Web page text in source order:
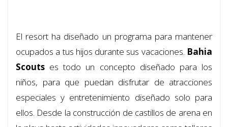
El resort ha diseñado un programa para mantener
ocupados a tus hijos durante sus vacaciones. Bahia
Scouts es todo un concepto diseñado para los
niños, para que puedan disfrutar de atracciones
especiales y entretenimiento diseñado solo para
ellos. Desde la construcción de castillos de arena en